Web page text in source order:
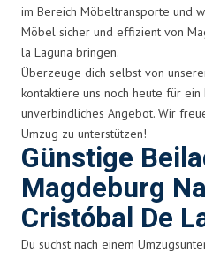
im Bereich Möbeltransporte und
Möbel sicher und effizient von
la Laguna bringen.
Überzeuge dich selbst von
kontaktiere uns noch heute für ein
unverbindliches Angebot. Wir
Umzug zu unterstützen!
Günstige
Magdeburg
Cristóbal De
Du suchst nach einem